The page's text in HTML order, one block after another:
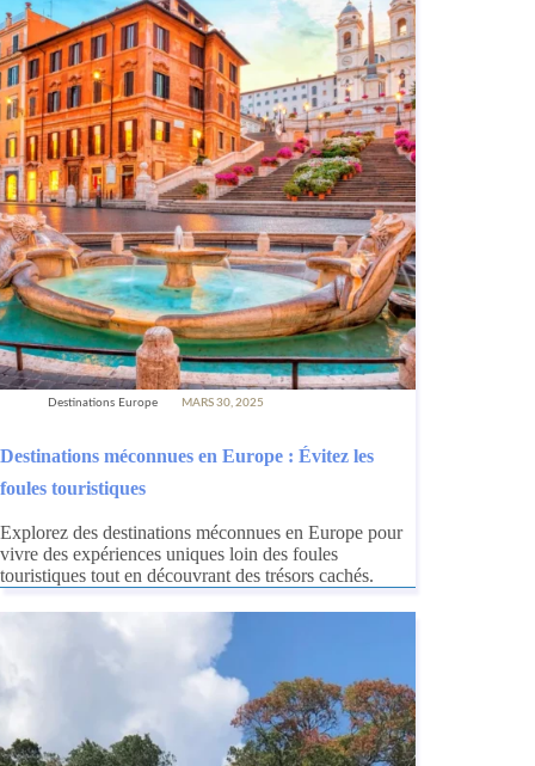
Destinations Europe MARS 30, 2025
Destinations méconnues en Europe : Évitez les
foules touristiques
Explorez des destinations méconnues en Europe pour
vivre des expériences uniques loin des foules
touristiques tout en découvrant des trésors cachés.